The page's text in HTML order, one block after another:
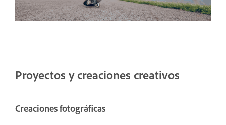
Proyectos y creaciones creativos
Creaciones fotográficas